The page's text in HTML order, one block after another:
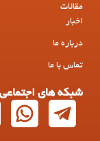
مقالات
اخبار
درباره ما
تماس با ما
شبکه های اجتماعی